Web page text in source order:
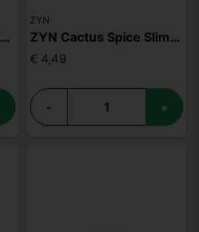
ZYN Red Berry Fizz Slim S4
ZYN
ZYN Cactus Spice Slim S4
€ 4,49
- +